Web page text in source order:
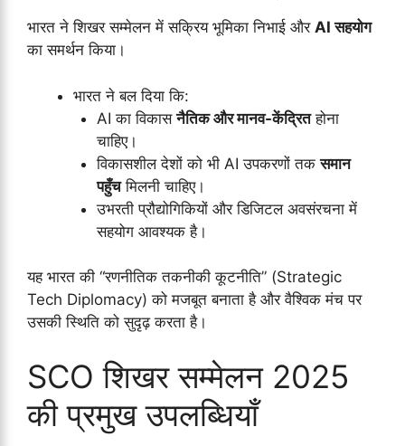
भारत ने शिखर सम्मेलन में सक्रिय भूमिका निभाई और AI सहयोग
का समर्थन किया।
भारत ने बल दिया कि:
AI का विकासनैतिक और मानव-केंद्रितहोना
चाहिए।
विकासशील देशों को भी AI उपकरणों तकसमान
पहुँचमिलनी चाहिए।
उभरती प्रौद्योगिकियों और डिजिटल अवसंरचना में
सहयोग आवश्यक है।
यह भारत की “रणनीतिक तकनीकी कूटनीति” (Strategic
Tech Diplomacy) को मजबूत बनाता है और वैश्विक मंच पर
उसकी स्थिति को सुदृढ़ करता है।
SCO शिखर सम्मेलन 2025
की प्रमुख उपलब्धियाँ